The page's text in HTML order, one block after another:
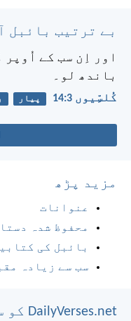
بے ترتیب بائبل
اور اِن سب کے
باندھ لو۔
کُلسِّیوں 3:‏14 پیار
مزید پڑھ
عنوانات
محفوظ شدہ
بائبل کی
سب سے زیادہ
DailyVerses.net کو سپورٹ کریں